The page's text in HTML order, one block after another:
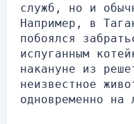
служб, но и
Например, в
побоялся
испуганным
накануне из
неизвестное
одновременно на